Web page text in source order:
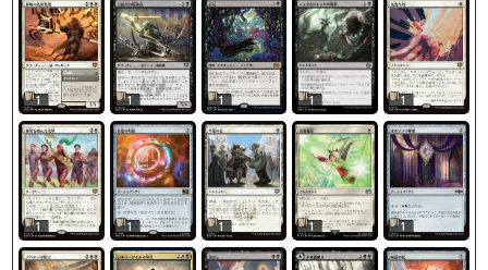
1 1 1 1 1
1 1 1 1 1